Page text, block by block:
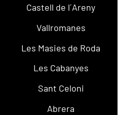
Castell de l´Areny
Vallromanes
Les Masies de Roda
Les Cabanyes
Sant Celoni
Abrera